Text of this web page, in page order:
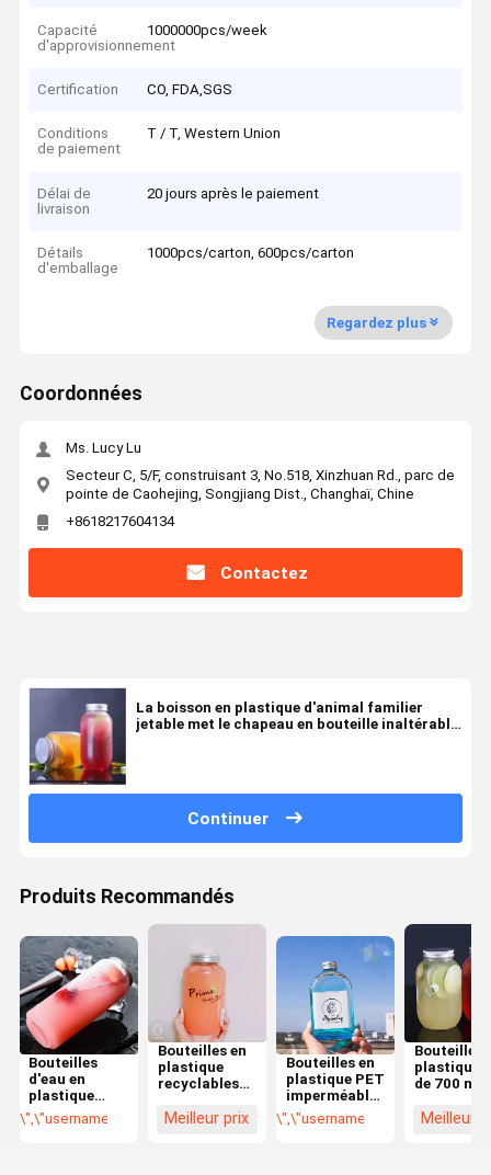
Capacité
d'approvisionnement
1000000pcs/week
Certification CO, FDA,SGS
Conditions
de paiement
T / T, Western Union
Délai de
livraison
20 jours après le paiement
Détails
d'emballage
1000pcs/carton, 600pcs/carton
Regardez plus
Coordonnées
Ms. Lucy Lu
Secteur C, 5/F, construisant 3, No.518, Xinzhuan Rd., parc de
pointe de Caohejing, Songjiang Dist., Changhaï, Chine
+8618217604134
Contactez
La boisson en plastique d'animal familier
jetable met le chapeau en bouteille inaltérable
Continuer
Produits Recommandés
Bouteilles
d'eau en
plastique
personnalisées
avec bouchon
\",\"username\":\"Ms. Lucy Lu\"}","","","","meilleur prix");' class="getbtn
Bouteilles en
plastique
recyclables
capuchon à
Meilleur prix
Bouteilles en
plastique PET
imperméables
pour
l'hydratation
\",\"username\":\"Ms. Lucy
Bouteilles
plastique
de 700 ml
couvercle
Meilleur